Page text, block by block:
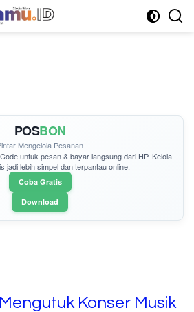
POSBON
Mengelola Pesanan
untuk pesan & bayar langsung dari HP. Kelola
jadi lebih simpel dan terpantau online.
Coba Gratis
Download
Konser Musik